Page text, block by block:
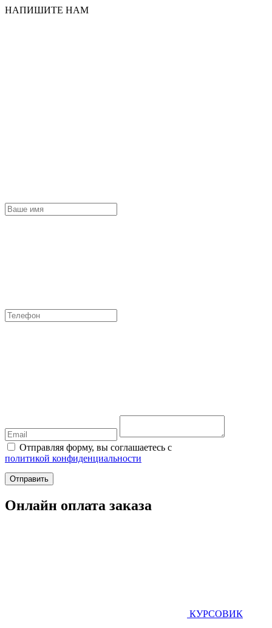
НАПИШИТЕ НАМ
Отправляя форму, вы соглашаетесь с
политикой конфиденциальности
Отправить
Онлайн оплата заказа
КУРСОВИК